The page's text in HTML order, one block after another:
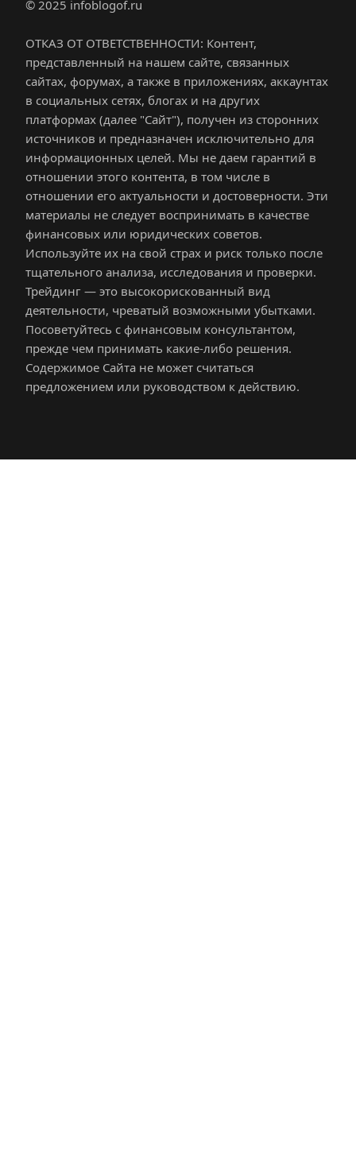
© 2025 infoblogof.ru
ОТКАЗ ОТ ОТВЕТСТВЕННОСТИ: Контент,
представленный на нашем сайте, связанных
сайтах, форумах, а также в приложениях, аккаунтах
в социальных сетях, блогах и на других
платформах (далее "Сайт"), получен из сторонних
источников и предназначен исключительно для
информационных целей. Мы не даем гарантий в
отношении этого контента, в том числе в
отношении его актуальности и достоверности. Эти
материалы не следует воспринимать в качестве
финансовых или юридических советов.
Используйте их на свой страх и риск только после
тщательного анализа, исследования и проверки.
Трейдинг — это высокорискованный вид
деятельности, чреватый возможными убытками.
Посоветуйтесь с финансовым консультантом,
прежде чем принимать какие-либо решения.
Содержимое Сайта не может считаться
предложением или руководством к действию.